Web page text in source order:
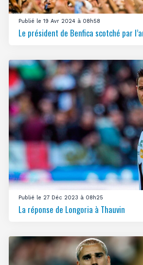
Publié le 19 Avr 2024 à 08h58
Le président de Benfica scotché par
Publié le 27 Déc 2023 à 08h25
La réponse de Longoria à Thauvin